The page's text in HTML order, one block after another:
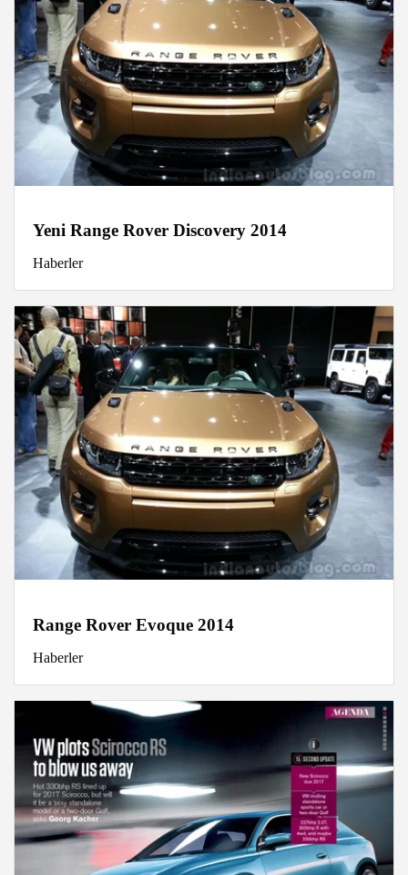
Yeni Range Rover Discovery 2014
Haberler
Range Rover Evoque 2014
Haberler